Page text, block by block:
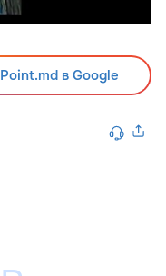
в Google